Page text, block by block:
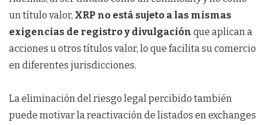
un título valor, XRP no está sujeto a las mismas
exigencias de registro y divulgación que aplican a
acciones u otros títulos valor, lo que facilita su comercio
en diferentes jurisdicciones.
La eliminación del riesgo legal percibido también
puede motivar la reactivación de listados en exchanges